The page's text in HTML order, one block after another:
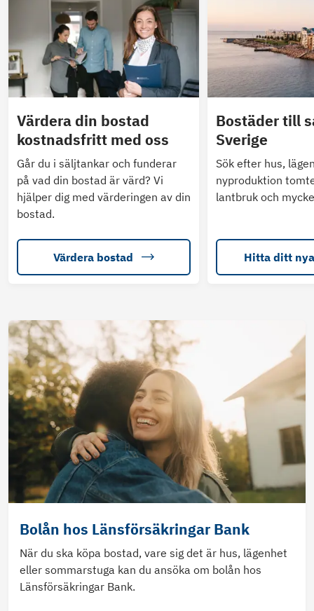
Värdera din bostad
kostnadsfritt med oss
Går du i säljtankar och funderar
på vad din bostad är värd? Vi
hjälper dig med värderingen av din
bostad.
Värdera bostad
Bostäder till
Sverige
Sök efter hus,
nyproduktion
lantbruk och
Hitta ditt
Bolån hos Länsförsäkringar Bank
När du ska köpa bostad, vare sig det är hus, lägenhet
eller sommarstuga kan du ansöka om bolån hos
Länsförsäkringar Bank.